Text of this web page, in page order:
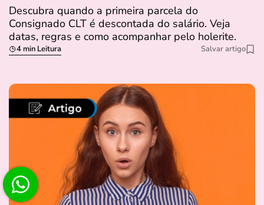
Descubra quando a primeira parcela do
Consignado CLT é descontada do salário. Veja
datas, regras e como acompanhar pelo holerite.
4 min Leitura Salvar artigo